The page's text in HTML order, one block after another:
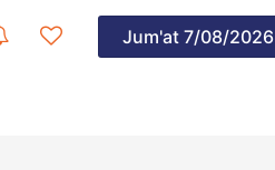
Jum'at 7/08/2026